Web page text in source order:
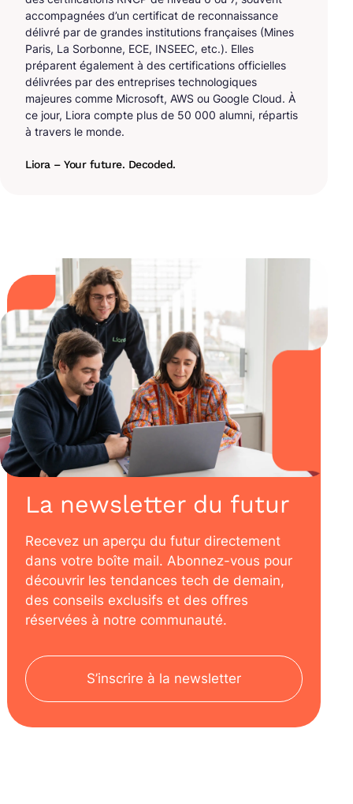
accompagnées d’un certificat de reconnaissance
délivré par de grandes institutions françaises (Mines
Paris, La Sorbonne, ECE, INSEEC, etc.). Elles
préparent également à des certifications officielles
délivrées par des entreprises technologiques
majeures comme Microsoft, AWS ou Google Cloud. À
ce jour, Liora compte plus de 50 000 alumni, répartis
à travers le monde.
Liora – Your future. Decoded.
La newsletter du futur
Recevez un aperçu du futur directement
dans votre boîte mail. Abonnez-vous pour
découvrir les tendances tech de demain,
des conseils exclusifs et des offres
réservées à notre communauté.
S’inscrire à la newsletter